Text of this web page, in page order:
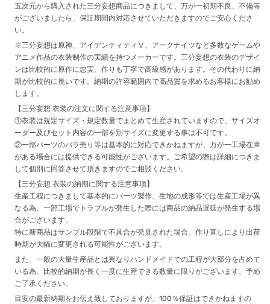
五次元から購入された三分妄想商品につきまして、万が一初期不良、不備等
がございましたら、保証期間内対応させていただきますのでご安心くださ
い。
※三分妄想は原神、アイデンティティⅤ、アークナイツなど多数なゲームや
アニメ作品の衣装制作の実績を持つメーカーです。三分妄想の衣装のデザイ
ンは比較的に原作に忠実、作りも丁寧で高級感があります。その代わりに納
期が比較的に長いです。納期の許容範囲内で高品質を求めるお客様にお勧め
します。
【三分妄想 衣装の注文に関する注意事項】
①衣装は規定サイズ・規定数量でまとめて生産されていますので、サイズオ
ーダー及びセット内容の一部を別サイズに変更する事は不可です。
②一部パーツのバラ売り等は基本的に対応できかねますが、万が一工場在庫
がある場合には提供できる可能性がございます。ご希望の際は詳細につきま
して個別に回答させて頂きますのでご相談ください。
【三分妄想 衣装の納期に関する注意事項】
生産工程につきまして基本的にパーツ製作、生地の成形等では生産工場が異
なる為、一部工場でトラブルが発生した際には商品の納品遅延が発生する場
合がございます。
特に新商品はサンプル段階で不具合が発見された場合、作り直しにより出荷
時期が大幅に変更される可能性がございます。
また、一般の大量生産品とは異なりハンドメイドでの工程が大部分を占めて
いる為、比較的納期が長く一度に生産できる数量に限りがございます、予め
ご了承ください。
目安の最新納期をお伝え致しておりますが、100％保証はできかねますの